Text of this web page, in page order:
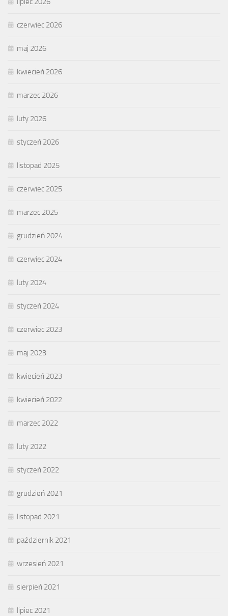
czerwiec 2026
maj 2026
kwiecień 2026
marzec 2026
luty 2026
styczeń 2026
listopad 2025
czerwiec 2025
marzec 2025
grudzień 2024
czerwiec 2024
luty 2024
styczeń 2024
czerwiec 2023
maj 2023
kwiecień 2023
kwiecień 2022
marzec 2022
luty 2022
styczeń 2022
grudzień 2021
listopad 2021
październik 2021
wrzesień 2021
sierpień 2021
lipiec 2021